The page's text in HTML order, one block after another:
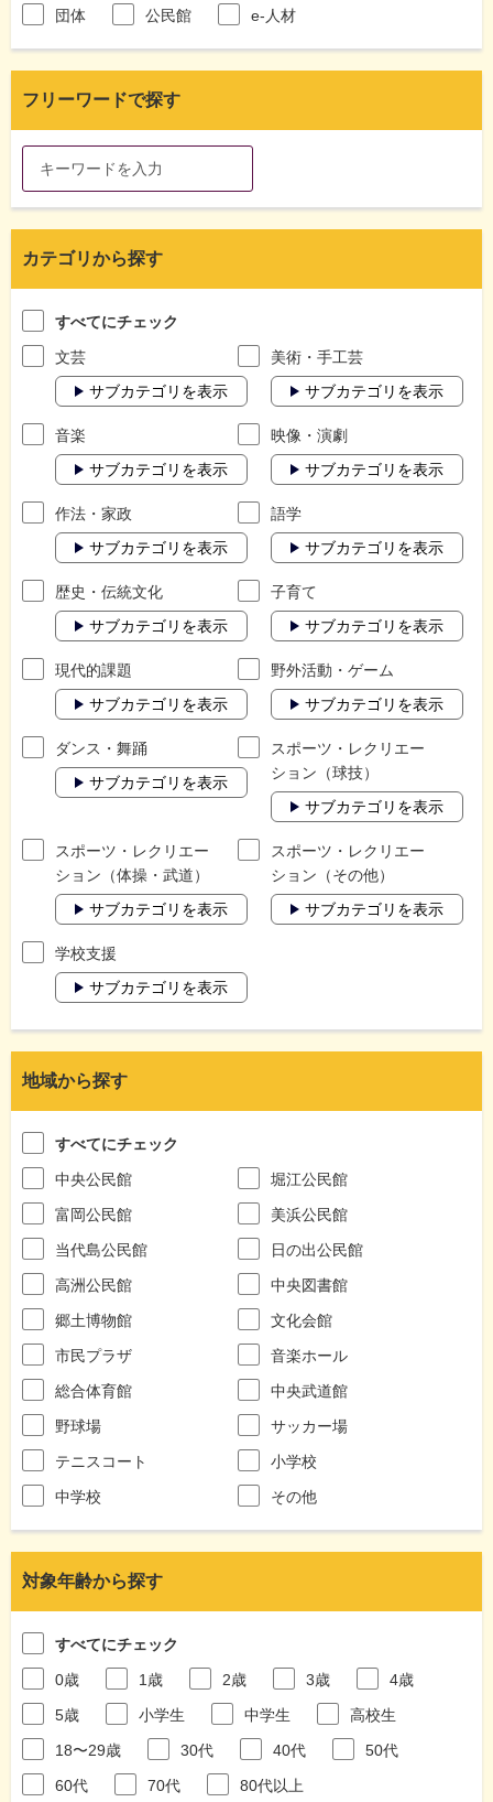
団体 公民館 e-人材
フリーワードで探す
カテゴリから探す
すべてにチェック
文芸
サブカテゴリを表示
美術・手工芸
サブカテゴリを表示
音楽
サブカテゴリを表示
映像・演劇
サブカテゴリを表示
作法・家政
サブカテゴリを表示
語学
サブカテゴリを表示
歴史・伝統文化
サブカテゴリを表示
子育て
サブカテゴリを表示
現代的課題
サブカテゴリを表示
野外活動・ゲーム
サブカテゴリを表示
ダンス・舞踊
サブカテゴリを表示
スポーツ・レクリエー
ション（球技）
サブカテゴリを表示
スポーツ・レクリエー
ション（体操・武道）
サブカテゴリを表示
スポーツ・レクリエー
ション（その他）
サブカテゴリを表示
学校支援
サブカテゴリを表示
地域から探す
すべてにチェック
中央公民館
堀江公民館
富岡公民館
美浜公民館
当代島公民館
日の出公民館
高洲公民館
中央図書館
郷土博物館
文化会館
市民プラザ
音楽ホール
総合体育館
中央武道館
野球場
サッカー場
テニスコート
小学校
中学校
その他
対象年齢から探す
すべてにチェック
0歳
1歳 2歳 3歳
4歳
5歳
小学生 中学生
高校生
18〜29歳
30代 40代
50代
60代
70代 80代以上